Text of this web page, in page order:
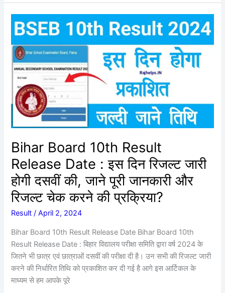
Bihar Board 10th Result
Release Date : इस दिन रिजल्ट जारी
होगी दसवीं की, जाने पूरी जानकारी और
रिजल्ट चेक करने की प्रक्रिया?
Result /April 2, 2024
Bihar Board 10th Result Release Date Bihar Board 10th
Result Release Date : बिहार विद्यालय परीक्षा समिति द्वारा वर्ष 2024 के
जितने भी छात्र एवं छात्राओं दसवीं की परीक्षा दी है। उन सभी की रिजल्ट जारी
करने की निर्धारित तिथि को प्रकाशित कर दी गई है आगे इस आर्टिकल के
माध्यम से हम आपके पूरे
Bihar
Board
10th
Result
Release
Date
इस
दिन
रिजल्ट
जारी
होगी
दसवीं
की,
जाने
पूरी
जानकारी
रिजल्ट
चेक
करने
की
प्रक्रिया?